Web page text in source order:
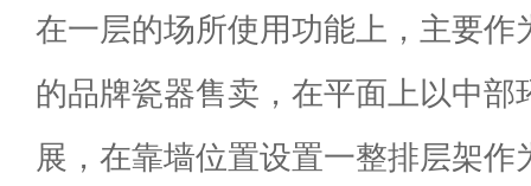
在一层的场所使用功能上，主要作
的品牌瓷器售卖，在平面上以中部
展，在靠墙位置设置一整排层架作